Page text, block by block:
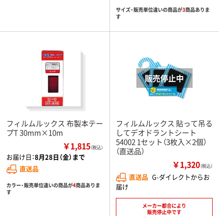
サイズ・販売単位違いの商品が3商品ありま
す
フィルムルックス 布製本テー
プT 30mm×10m
￥1,815（税込）
お届け日：8月28日（金）まで
直送品
カラー・販売単位違いの商品が4商品ありま
す
フィルムルックス 貼って吊る
してデオドラントシート
54002 1セット（3枚入×2個）
（直送品）
￥1,320（税込）
直送品 G-ダイレクトからお
届け
メーカー都合により
販売停止中です